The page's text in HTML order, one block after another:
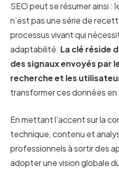
SEO peut se résumer ainsi
n’est pas une série de
processus vivant qui
adaptabilité. La clé réside
des signaux envoyés par
recherche et les
transformer ces données
En mettant l’accent sur la
technique, contenu et
professionnels à sortir des
adopter une vision globale